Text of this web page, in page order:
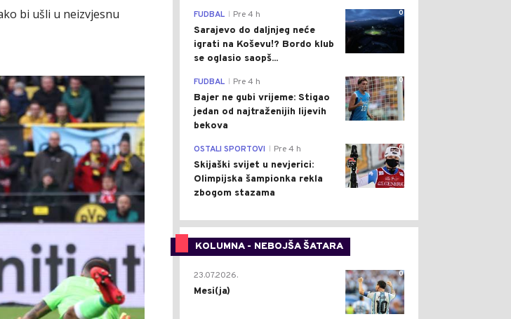
bi ušli u neizvjesnu
0
FUDBAL Pre 4 h
Sarajevo do daljnjeg neće
igrati na Koševu!? Bordo klub
se oglasio saopš...
0
FUDBAL Pre 4 h
Bajer ne gubi vrijeme: Stigao
jedan od najtraženijih lijevih
bekova
0
OSTALI SPORTOVI Pre 4 h
Skijaški svijet u nevjerici:
Olimpijska šampionka rekla
zbogom stazama
KOLUMNA - NEBOJŠA ŠATARA
0
23.07.2026.
Mesi(ja)